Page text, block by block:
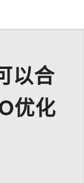
以合
优化